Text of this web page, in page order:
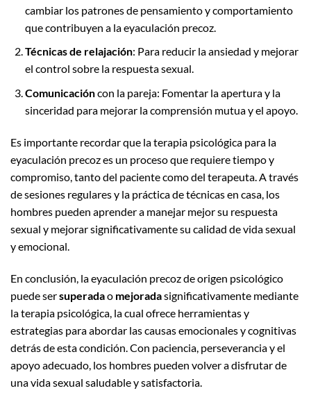
cambiar los patrones de pensamiento y comportamiento
que contribuyen a la eyaculación precoz.
Técnicas de relajación: Para reducir la ansiedad y mejorar
el control sobre la respuesta sexual.
Comunicacióncon la pareja: Fomentar la apertura y la
sinceridad para mejorar la comprensión mutua y el apoyo.
Es importante recordar que la terapia psicológica para la
eyaculación precoz es un proceso que requiere tiempo y
compromiso, tanto del paciente como del terapeuta. A través
de sesiones regulares y la práctica de técnicas en casa, los
hombres pueden aprender a manejar mejor su respuesta
sexual y mejorar significativamente su calidad de vida sexual
y emocional.
En conclusión, la eyaculación precoz de origen psicológico
puede sersuperadao mejoradasignificativamente mediante
la terapia psicológica, la cual ofrece herramientas y
estrategias para abordar las causas emocionales y cognitivas
detrás de esta condición. Con paciencia, perseverancia y el
apoyo adecuado, los hombres pueden volver a disfrutar de
una vida sexual saludable y satisfactoria.